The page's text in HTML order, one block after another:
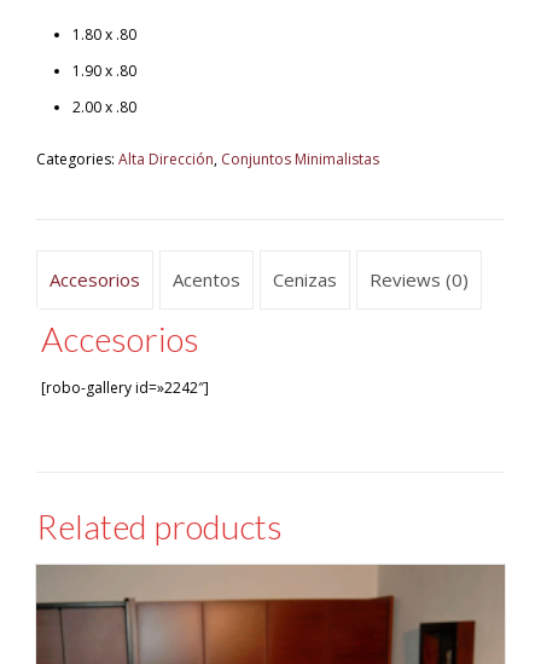
1.80 x .80
1.90 x .80
2.00 x .80
Categories: Alta Dirección, Conjuntos Minimalistas
Accesorios Acentos Cenizas Reviews (0)
Accesorios
[robo-gallery id=»2242″]
Related products